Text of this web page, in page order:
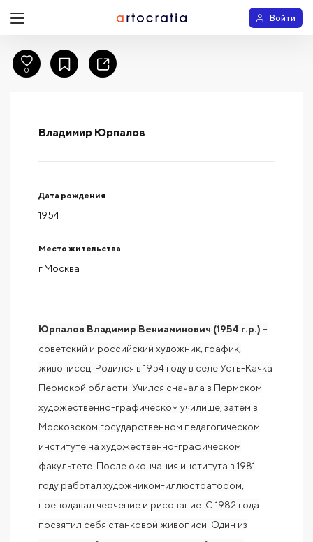
Войти
Владимир Юрпалов
Дата рождения
1954
Место жительства
г.Москва
Юрпалов Владимир Вениаминович (1954 г.р.) –
советский и российский художник, график,
живописец. Родился в 1954 году в селе Усть-Качка
Пермской области. Учился сначала в Пермском
художественно-графическом училище, затем в
Московском государственном педагогическом
институте на художественно-графическом
факультете. После окончания института в 1981
году работал художником-иллюстратором,
преподавал черчение и рисование. С 1982 года
посвятил себя станковой живописи. Один из
0